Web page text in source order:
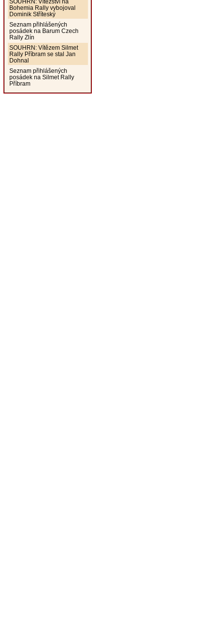
Bohemia Rally vybojoval
Dominik Stříteský
Seznam přihlášených
posádek na Barum Czech
Rally Zlín
SOUHRN: Vítězem Silmet
Rally Příbram se stal Jan
Dohnal
Seznam přihlášených
posádek na Silmet Rally
Příbram